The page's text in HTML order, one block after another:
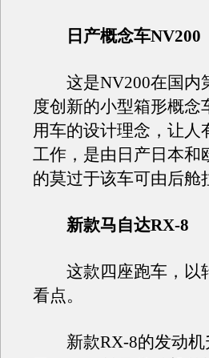
日产概念车NV200
这是NV200在国内
度创新的小型箱形概
用车的设计理念，让人
工作，是由日产日本和
的莫过于该车可由后舱
新款马自达RX-8
这款四座跑车，以
看点。
新款RX-8的发动机